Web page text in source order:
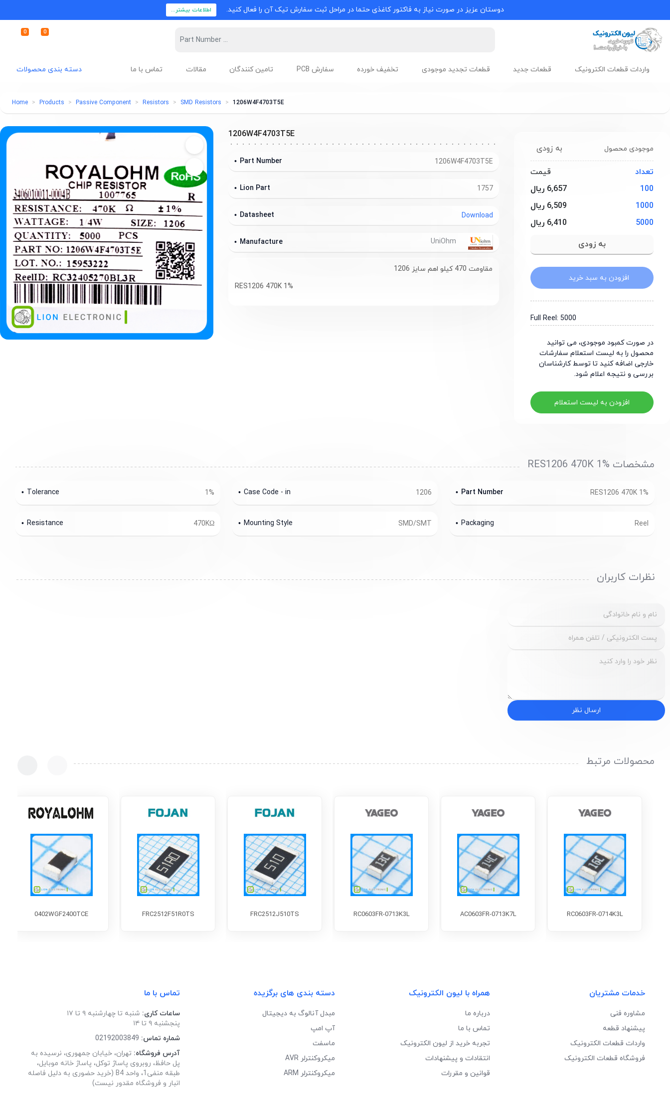
دوستان عزیز در صورت نیاز به فاکتور کاغذی حتما در مراحل ثبت سفارش تیک آن را فعال کنید. اطلاعات بیشتر...
0 0
دسته بندی محصولات واردات قطعات الکترونیک قطعات جدید قطعات تجدید موجودی تخفیف خورده سفارش PCB تامین کنندگان مقالات تماس با ما
Home Products Passive Component Resistors SMD Resistors 1206W4F4703T5E
به زودی موجودی محصول
تعداد
قیمت
100
6,657 ریال
1000
6,509 ریال
5000
6,410 ریال
افزودن به سبد خرید
Full Reel: 5000
در صورت کمبود موجودی، می توانید
محصول را به لیست استعلام سفارشات
خارجی اضافه کنید تا توسط کارشناسان
بررسی و نتیجه اعلام شود.
افزودن به لیست استعلام
1206W4F4703T5E
1206W4F4703T5E
Part Number
1757
Lion Part
Download
Datasheet
Manufacture
مقاومت 470 کیلو اهم سایز 1206
RES1206 470K 1%
مشخصات RES1206 470K 1%
RES1206 470K 1%
Part Number
1206
Case Code - in
1%
Tolerance
Reel
Packaging
SMD/SMT
Mounting Style
470KΩ
Resistance
نظرات کاربران
ارسال نظر
محصولات مرتبط
RC0603FR-0714K3L
AC0603FR-0713K7L
RC0603FR-0713K3L
FRC2512J510TS
FRC2512F51R0TS
0402WGF2400TCE
خدمات مشتریان
مشاوره فنی
پیشنهاد قطعه
واردات قطعات الکترونیک
فروشگاه قطعات الکترونیک
همراه با لیون الکترونیک
درباره ما
تماس با ما
تجربه خرید از لیون الکترونیک
انتقادات و پیشنهادات
قوانین و مقررات
دسته بندی های برگزیده
مبدل آنالوگ به دیجیتال
آپ امپ
ماسفت
میکروکنترلر AVR
میکروکنترلر ARM
تماس با ما
ساعات کاری: شنبه تا چهارشنبه ۹ تا ۱۷
پنجشنبه ۹ تا ۱۴
شماره تماس: 02192003849
آدرس فروشگاه: تهران، خیابان جمهوری، نرسیده به
پل حافظ، روبروی پاساژ توکل، پاساژ خانه موبایل،
طبقه منفی1، واحد B4 (خرید حضوری به دلیل فاصله
انبار و فروشگاه مقدور نیست)